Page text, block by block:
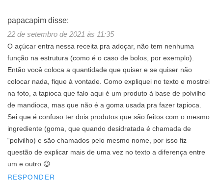
papacapim disse:
22 de setembro de 2021 às 11:35
O açúcar entra nessa receita pra adoçar, não tem nenhuma
função na estrutura (como é o caso de bolos, por exemplo).
Então você coloca a quantidade que quiser e se quiser não
colocar nada, fique à vontade. Como expliquei no texto e mostrei
na foto, a tapioca que falo aqui é um produto à base de polvilho
de mandioca, mas que não é a goma usada pra fazer tapioca.
Sei que é confuso ter dois produtos que são feitos com o mesmo
ingrediente (goma, que quando desidratada é chamada de
“polvilho) e são chamados pelo mesmo nome, por isso fiz
questão de explicar mais de uma vez no texto a diferença entre
um e outro 😉
RESPONDER